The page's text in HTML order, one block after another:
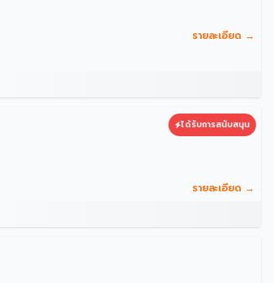
รายละเอียด →
ได้รับการสนับสนุน
รายละเอียด →